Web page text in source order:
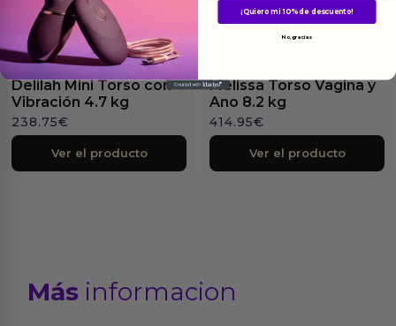
Delilah Mini Torso con
Vibración 4.7 kg
238.75€
Ver el producto
Melissa Torso Vagina y
Ano 8.2 kg
414.95€
Ver el producto
Más informacion
¡Quiero mi 10% de descuento!
No, gracias